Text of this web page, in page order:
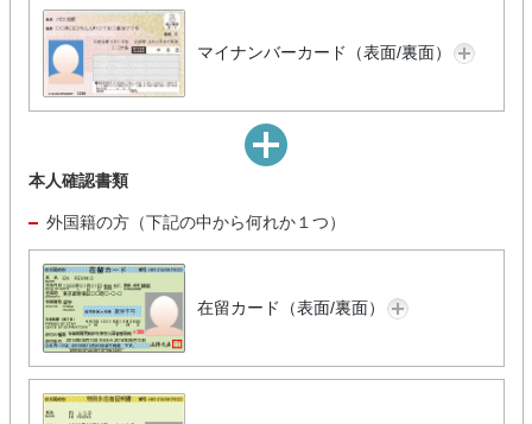
マイナンバーカード（表面/裏面）
本人確認書類
外国籍の方（下記の中から何れか１つ）
在留カード（表面/裏面）